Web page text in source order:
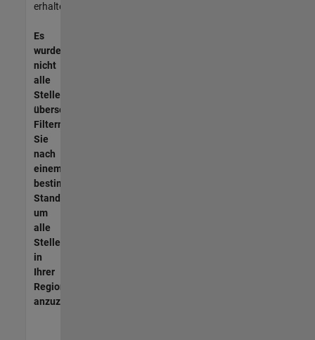
erhalten.
Es
wurden
nicht
alle
Stellen
übersetzt.
Filtern
Sie
nach
einem
bestimmten
Standort,
um
alle
Stellenangebote
in
Ihrer
Region
anzuzeigen.